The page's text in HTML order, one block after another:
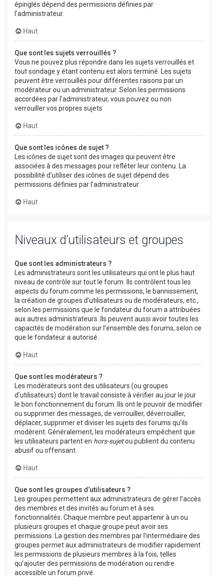
épinglés dépend des permissions définies par
l’administrateur.
Haut
Que sont les sujets verrouillés ?
Vous ne pouvez plus répondre dans les sujets verrouillés et
tout sondage y étant contenu est alors terminé. Les sujets
peuvent être verrouillés pour différentes raisons par un
modérateur ou un administrateur. Selon les permissions
accordées par l’administrateur, vous pouvez ou non
verrouiller vos propres sujets.
Haut
Que sont les icônes de sujet ?
Les icônes de sujet sont des images qui peuvent être
associées à des messages pour refléter leur contenu. La
possibilité d’utiliser des icônes de sujet dépend des
permissions définies par l’administrateur.
Haut
Niveaux d’utilisateurs et groupes
Que sont les administrateurs ?
Les administrateurs sont les utilisateurs qui ont le plus haut
niveau de contrôle sur tout le forum. Ils contrôlent tous les
aspects du forum comme les permissions, le bannissement,
la création de groupes d’utilisateurs ou de modérateurs, etc.,
selon les permissions que le fondateur du forum a attribuées
aux autres administrateurs. Ils peuvent aussi avoir toutes les
capacités de modération sur l’ensemble des forums, selon ce
que le fondateur a autorisé.
Haut
Que sont les modérateurs ?
Les modérateurs sont des utilisateurs (ou groupes
d’utilisateurs) dont le travail consiste à vérifier au jour le jour
le bon fonctionnement du forum. Ils ont le pouvoir de modifier
ou supprimer des messages, de verrouiller, déverrouiller,
déplacer, supprimer et diviser les sujets des forums qu’ils
modèrent. Généralement, les modérateurs empêchent que
les utilisateurs partent en hors-sujetou publient du contenu
abusif ou offensant.
Haut
Que sont les groupes d’utilisateurs ?
Les groupes permettent aux administrateurs de gérer l’accès
des membres et des invités au forum et à ses
fonctionnalités. Chaque membre peut appartenir à un ou
plusieurs groupes et chaque groupe peut avoir ses
permissions. La gestion des membres par l’intermédiaire des
groupes permet aux administrateurs de modifier rapidement
les permissions de plusieurs membres à la fois, telles
qu’ajouter des permissions de modération ou rendre
accessible un forum privé.